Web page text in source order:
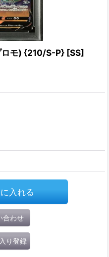
ロモ) {210/S-P} [SS]
入れる
合わせ
り登録